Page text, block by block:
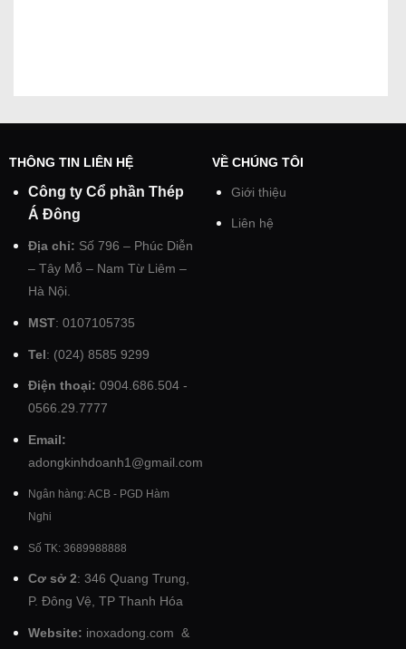
THÔNG TIN LIÊN HỆ
Công ty Cổ phần Thép
Á Đông
Địa chỉ: Số 796 – Phúc Diễn
– Tây Mỗ – Nam Từ Liêm –
Hà Nội.
MST: 0107105735
Tel: (024) 8585 9299
Điện thoại: 0904.686.504 -
0566.29.7777
Email:
adongkinhdoanh1@gmail.com
Ngân hàng: ACB - PGD Hàm
Nghi
Số TK: 3689988888
Cơ sở 2: 346 Quang Trung,
P. Đông Vệ, TP Thanh Hóa
Website: inoxadong.com &
VỀ CHÚNG TÔI
Giới thiệu
Liên hệ